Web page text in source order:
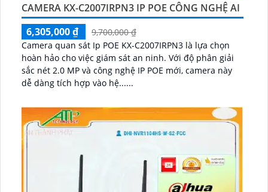
CAMERA KX-C2007IRPN3 IP POE CÔNG NGHỆ AI
6,305,000 ₫
9,700,000 ₫
Camera quan sát Ip POE KX-C2007IRPN3 là lựa chọn
hoàn hảo cho việc giám sát an ninh. Với độ phân giải
sắc nét 2.0 MP và công nghệ IP POE mới, camera này
dễ dàng tích hợp vào hệ......